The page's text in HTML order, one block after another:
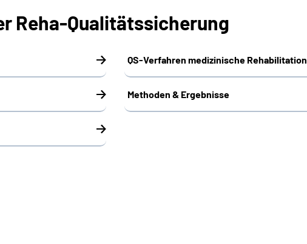
Reha-Qualitätssicherung
QS-Verfahren medizinische Rehabilitation
Methoden & Ergebnisse